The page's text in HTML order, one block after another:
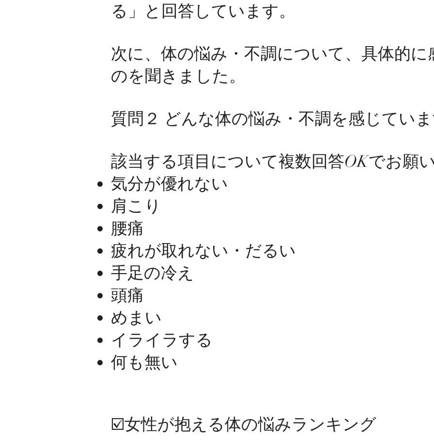
る」と回答しています。
次に、体の悩み・不調について、具体的に
のを聞きました。
質問２ どんな体の悩み・不調を感じていま
該当する項目について複数回答OKでお願
気分が優れない
肩こり
腰痛
疲れが取れない・だるい
手足の冷え
頭痛
めまい
イライラする
何も無い
☑️女性が抱える体の悩みランキング